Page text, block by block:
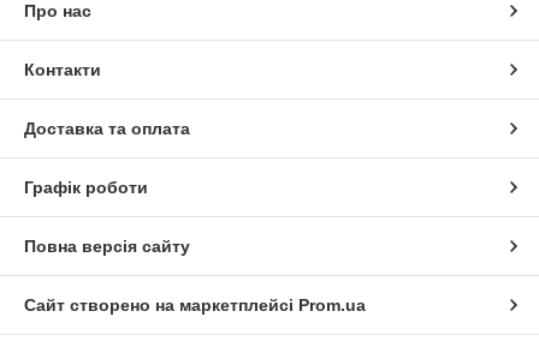
Про нас
Контакти
Доставка та оплата
Графік роботи
Повна версія сайту
Сайт створено на маркетплейсі Prom.ua